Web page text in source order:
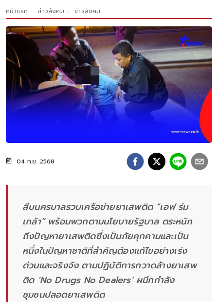
หน้าแรก ข่าวสังคม ข่าวสังคม
04 ก.ย. 2568
สืบนครบาลรวบเครือข่ายยาเสพติด “เอฟ ร่ม
เกล้า” พร้อมพวกตามนโยบายรัฐบาล ตระหนัก
ถึงปัญหายาเสพติดซึ่งเป็นภัยคุกคามและเป็น
หนึ่งในปัญหาชาติที่สำคัญต้องแก้ไขอย่างเร่ง
ด่วนและจริงจัง ตามปฏิบัติการกวาดล้างยาเสพ
ติด ‘No Drugs No Dealers’ ผนึกกำลัง
ชุมชนปลอดยาเสพติด